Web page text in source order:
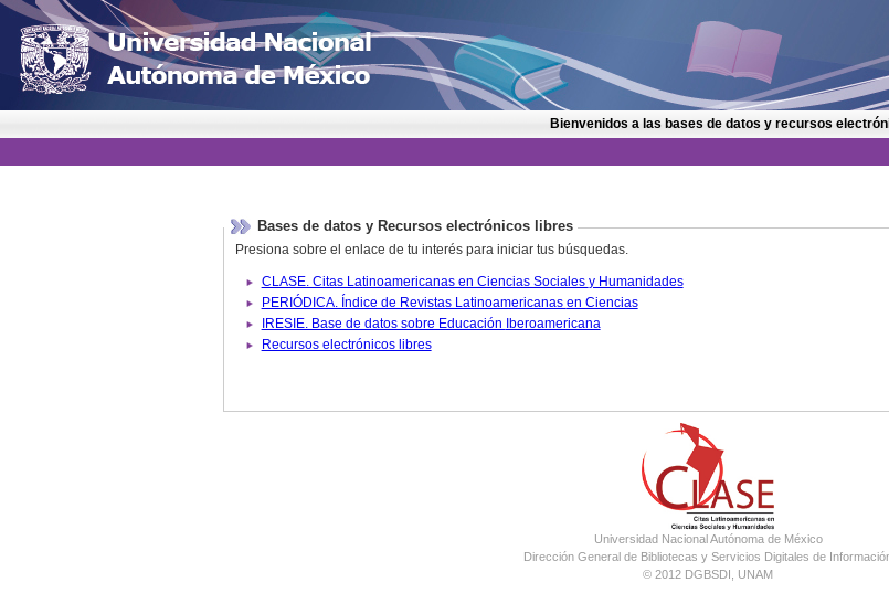
Bienvenidos a las bases de datos y recursos
Bases de datos y Recursos electrónicos libres
Presiona sobre el enlace de tu interés para iniciar tus búsquedas.
CLASE. Citas Latinoamericanas en Ciencias Sociales y Humanidades
PERIÓDICA. Índice de Revistas Latinoamericanas en Ciencias
IRESIE. Base de datos sobre Educación Iberoamericana
Recursos electrónicos libres
Universidad Nacional Autónoma de México
Dirección General de Bibliotecas y Servicios Digitales de
© 2012 DGBSDI, UNAM